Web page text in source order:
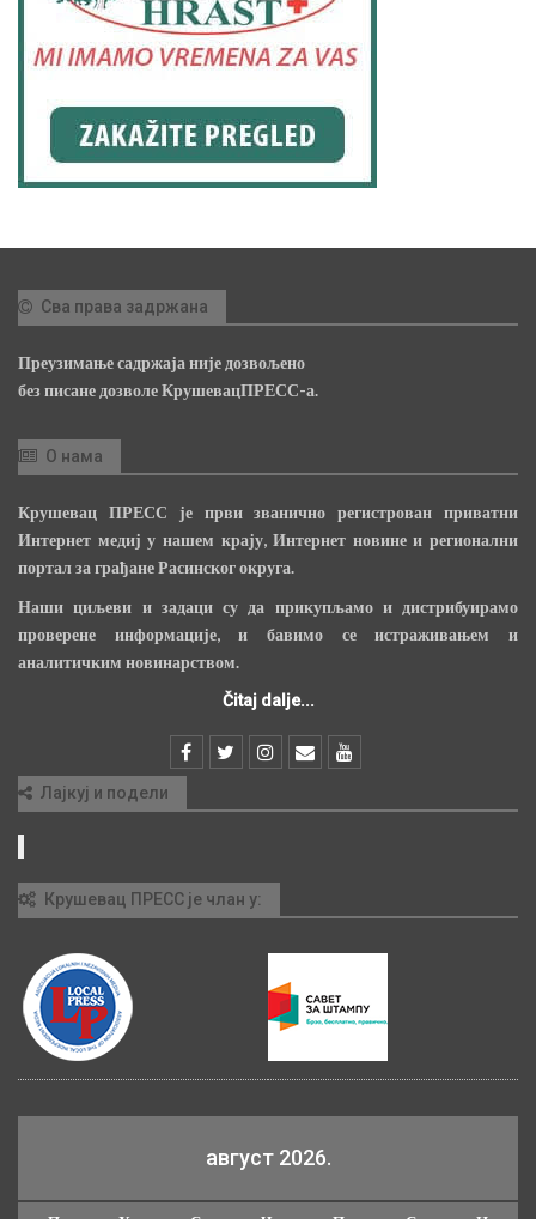
Сва права задржана
Преузимање садржаја није дозвољено
без писане дозволе КрушевацПРЕСС-а.
О нама
Крушевац ПРЕСС је први званично регистрован приватни
Интернет медиј у нашем крају, Интернет новине и регионални
портал за грађане Расинског округа.
Наши циљеви и задаци су да прикупљамо и дистрибуирамо
проверене информације, и бавимо се истраживањем и
аналитичким новинарством.
Čitaj dalje...
Лајкуј и подели
Крушевац ПРЕСС је члан у:
август 2026.